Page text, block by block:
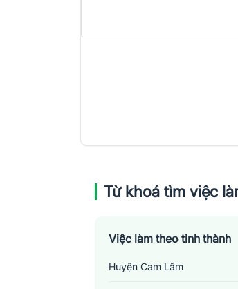
Từ khoá tìm việc
Việc làm theo tỉnh thành
Huyện Cam Lâm